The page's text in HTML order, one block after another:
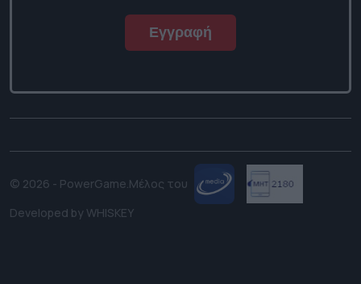
και την πολιτική απορρήτου
© 2026 - PowerGame.Μέλος του